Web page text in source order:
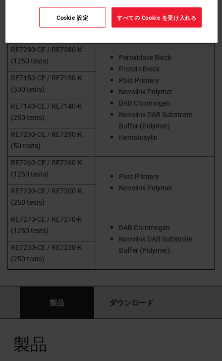
Catalogue Number
Kit Components (Volumes vary
RE7280-CE / RE7280-K
(1250 tests)
Peroxidase Block
Protein Block
Post Primary
Novolink Polymer
DAB Chromogen
Novolink DAB Substrate
Buffer (Polymer)
Hematoxylin
RE7150-CE / RE7150-K
(500 tests)
RE7140-CE / RE7140-K
(250 tests)
RE7290-CE / RE7290-K
(50 tests)
RE7260-CE / RE7260-K
(1250 tests)
Post Primary
Novolink Polymer
RE7200-CE / RE7200-K
(250 tests)
RE7270-CE / RE7270-K
(1250 tests)
DAB Chromogen
Novolink DAB Substrate
Buffer (Polymer)
RE7230-CE / RE7230-K
(250 tests)
製品 ダウンロード
製品
Cookie 設定 すべての Cookie を受け入れる